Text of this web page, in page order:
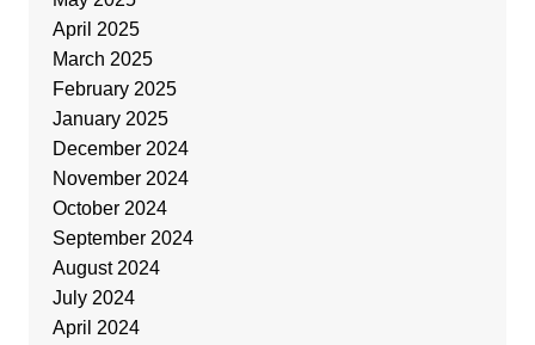
April 2025
March 2025
February 2025
January 2025
December 2024
November 2024
October 2024
September 2024
August 2024
July 2024
April 2024